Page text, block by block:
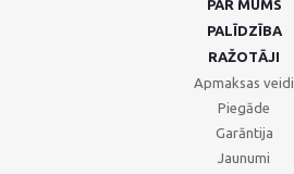
PAR MUMS
PALĪDZĪBA
RAŽOTĀJI
Apmaksas veidi
Piegāde
Garāntija
Jaunumi